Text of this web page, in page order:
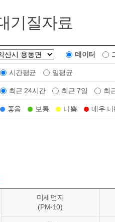
기질자료
데이터
시간평균 일평균
최근 24시간 최근 7일 최
좋음 보통 나쁨 매우 나
미세먼지
(PM-10)